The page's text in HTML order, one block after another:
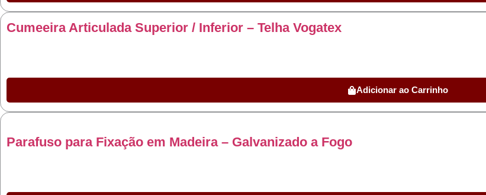
Cumeeira Articulada Superior / Inferior – Telha Vogatex
Adicionar ao Carrinho
Parafuso para Fixação em Madeira – Galvanizado a Fogo